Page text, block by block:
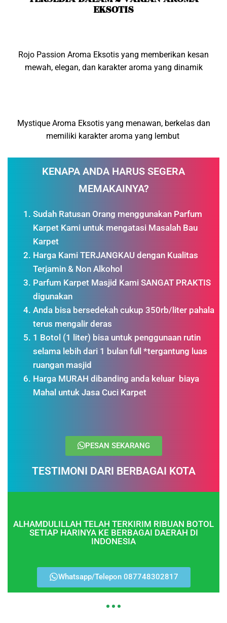
EKSOTIS
Rojo Passion Aroma Eksotis yang memberikan kesan
mewah, elegan, dan karakter aroma yang dinamik
Mystique Aroma Eksotis yang menawan, berkelas dan
memiliki karakter aroma yang lembut
KENAPA ANDA HARUS SEGERA
MEMAKAINYA?
Sudah Ratusan Orang menggunakan Parfum
Karpet Kami untuk mengatasi Masalah Bau
Karpet
Harga Kami TERJANGKAU dengan Kualitas
Terjamin & Non Alkohol
Parfum Karpet Masjid Kami SANGAT PRAKTIS
digunakan
Anda bisa bersedekah cukup 350rb/liter pahala
terus mengalir deras
1 Botol (1 liter) bisa untuk penggunaan rutin
selama lebih dari 1 bulan full *tergantung luas
ruangan masjid
Harga MURAH dibanding anda keluar biaya
Mahal untuk Jasa Cuci Karpet
PESAN SEKARANG
TESTIMONI DARI BERBAGAI KOTA
ALHAMDULILLAH TELAH TERKIRIM RIBUAN BOTOL
SETIAP HARINYA KE BERBAGAI DAERAH DI
INDONESIA
Whatsapp/Telepon 087748302817